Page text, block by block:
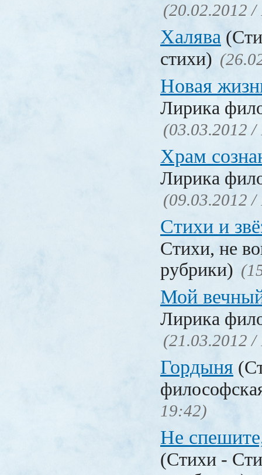
(20.02.2012 /
Халява
стихи)
Новая
Лирика
(03.03.2012 /
Храм
Лирика
(09.03.2012 /
Стихи и
Стихи, не
рубрики)
Мой
Лирика
(21.03.2012 /
Гордыня
19:42)
Не
(Стихи -